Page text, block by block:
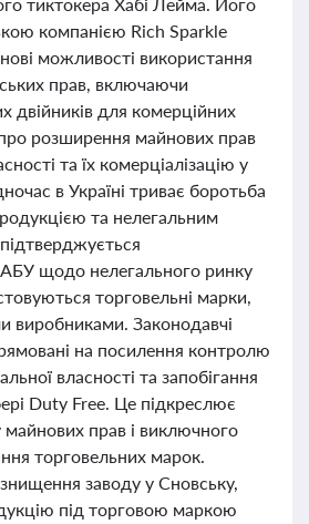
компанією Rich Sparkle
можливості використання
прав, включаючи
двійників для комерційних
розширення майнових прав
та їх комерціалізацію у
в Україні триває боротьба
та нелегальним
щодо нелегального ринку
торговельні марки,
виробниками. Законодавчі
на посилення контролю
власності та запобігання
Duty Free. Це підкреслює
майнових прав і виключного
торговельних марок.
заводу у Сновську,
під торговою маркою